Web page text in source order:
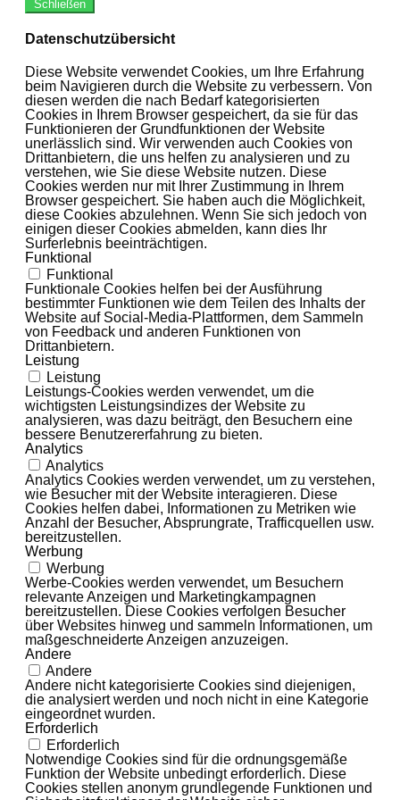
Schließen
Datenschutzübersicht
Diese Website verwendet Cookies, um Ihre Erfahrung
beim Navigieren durch die Website zu verbessern. Von
diesen werden die nach Bedarf kategorisierten
Cookies in Ihrem Browser gespeichert, da sie für das
Funktionieren der Grundfunktionen der Website
unerlässlich sind. Wir verwenden auch Cookies von
Drittanbietern, die uns helfen zu analysieren und zu
verstehen, wie Sie diese Website nutzen. Diese
Cookies werden nur mit Ihrer Zustimmung in Ihrem
Browser gespeichert. Sie haben auch die Möglichkeit,
diese Cookies abzulehnen. Wenn Sie sich jedoch von
einigen dieser Cookies abmelden, kann dies Ihr
Surferlebnis beeinträchtigen.
Funktional
Funktional
Funktionale Cookies helfen bei der Ausführung
bestimmter Funktionen wie dem Teilen des Inhalts der
Website auf Social-Media-Plattformen, dem Sammeln
von Feedback und anderen Funktionen von
Drittanbietern.
Leistung
Leistung
Leistungs-Cookies werden verwendet, um die
wichtigsten Leistungsindizes der Website zu
analysieren, was dazu beiträgt, den Besuchern eine
bessere Benutzererfahrung zu bieten.
Analytics
Analytics
Analytics Cookies werden verwendet, um zu verstehen,
wie Besucher mit der Website interagieren. Diese
Cookies helfen dabei, Informationen zu Metriken wie
Anzahl der Besucher, Absprungrate, Trafficquellen usw.
bereitzustellen.
Werbung
Werbung
Werbe-Cookies werden verwendet, um Besuchern
relevante Anzeigen und Marketingkampagnen
bereitzustellen. Diese Cookies verfolgen Besucher
über Websites hinweg und sammeln Informationen, um
maßgeschneiderte Anzeigen anzuzeigen.
Andere
Andere
Andere nicht kategorisierte Cookies sind diejenigen,
die analysiert werden und noch nicht in eine Kategorie
eingeordnet wurden.
Erforderlich
Erforderlich
Notwendige Cookies sind für die ordnungsgemäße
Funktion der Website unbedingt erforderlich. Diese
Cookies stellen anonym grundlegende Funktionen und